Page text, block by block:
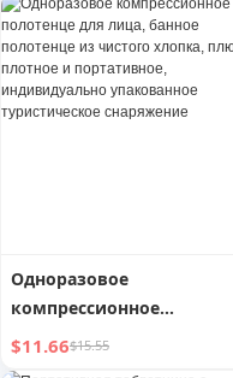
мыльница
Одноразовое
компрессионное
полотенце для лица,
банное полотенце из
$11.66$15.55